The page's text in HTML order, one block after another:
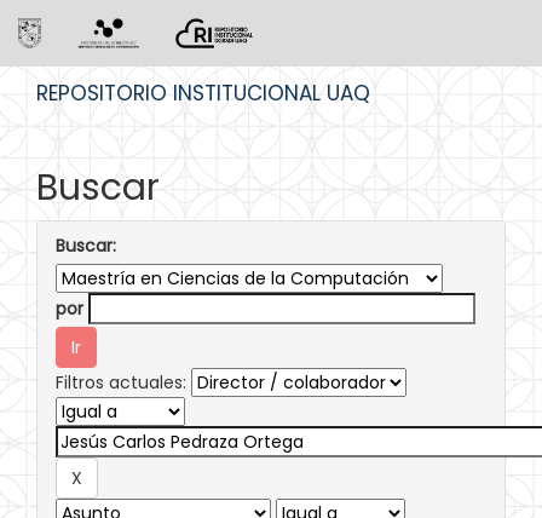
REPOSITORIO INSTITUCIONAL UAQ
Buscar
Buscar:
por
Filtros actuales: